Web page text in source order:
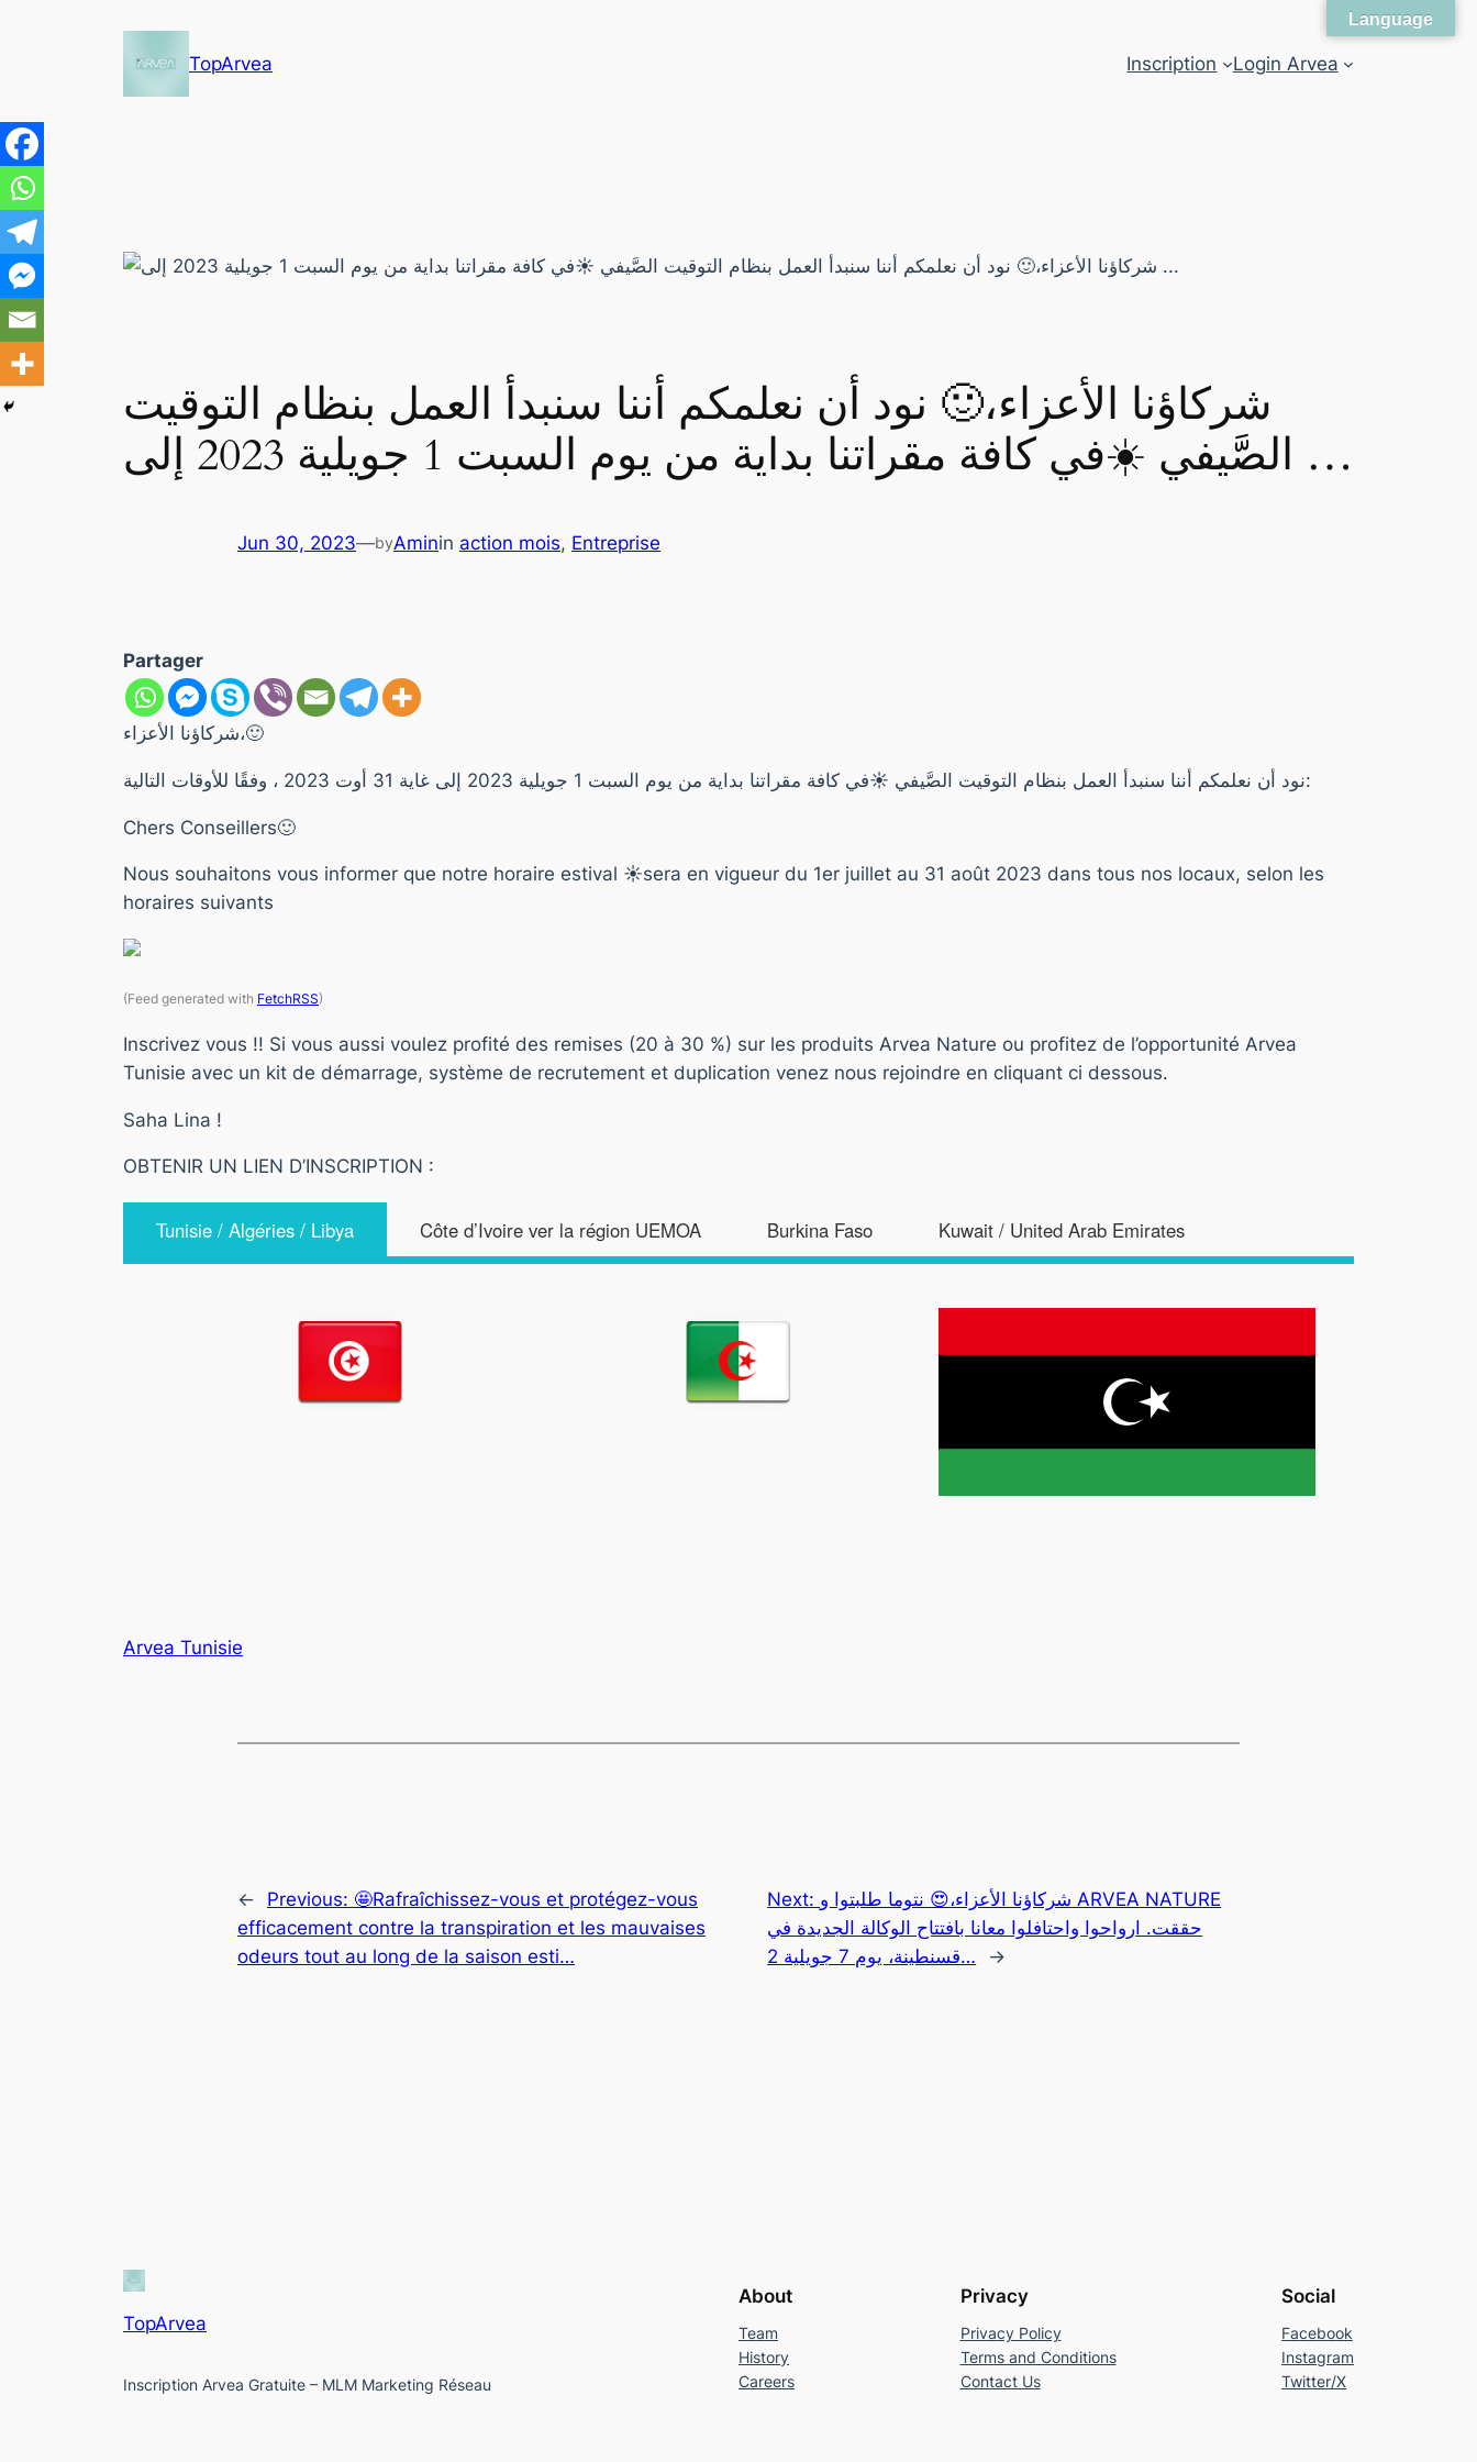
TopArvea Inscription Login Arvea
شركاؤنا الأعزاء،🙂 نود أن نعلمكم أننا سنبدأ العمل بنظام التوقيت
الصَّيفي ☀️في كافة مقراتنا بداية من يوم السبت 1 جويلية 2023 إلى …
Jun 30, 2023—byAminin action mois, Entreprise
Partager
شركاؤنا الأعزاء،🙂
نود أن نعلمكم أننا سنبدأ العمل بنظام التوقيت الصَّيفي ☀️في كافة مقراتنا بداية من يوم السبت 1 جويلية 2023 إلى غاية 31 أوت 2023 ، وفقًا للأوقات التالية:
Chers Conseillers🙂
Nous souhaitons vous informer que notre horaire estival ☀️sera en vigueur du 1er juillet au 31 août 2023 dans tous nos locaux, selon les
horaires suivants
(Feed generated with FetchRSS)
Inscrivez vous !! Si vous aussi voulez profité des remises (20 à 30 %) sur les produits Arvea Nature ou profitez de l’opportunité Arvea
Tunisie avec un kit de démarrage, système de recrutement et duplication venez nous rejoindre en cliquant ci dessous.
Saha Lina !
OBTENIR UN LIEN D’INSCRIPTION :
Tunisie / Algéries / Libya Côte d’Ivoire ver la région UEMOA Burkina Faso Kuwait / United Arab Emirates
Arvea Tunisie
← Previous: 🤩Rafraîchissez-vous et protégez-vous
efficacement contre la transpiration et les mauvaises
odeurs tout au long de la saison esti…
Next: شركاؤنا الأعزاء،😍 نتوما طلبتوا و ARVEA NATURE
حققت. ارواحوا واحتافلوا معانا بافتتاح الوكالة الجديدة في
قسنطينة، يوم 7 جويلية 2…
→
TopArvea
Inscription Arvea Gratuite – MLM Marketing Réseau
About
Team
History
Careers
Privacy
Privacy Policy
Terms and Conditions
Contact Us
Social
Facebook
Instagram
Twitter/X
Language